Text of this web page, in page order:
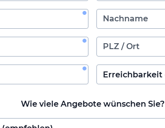
Wie viele Angebote wünschen Sie?